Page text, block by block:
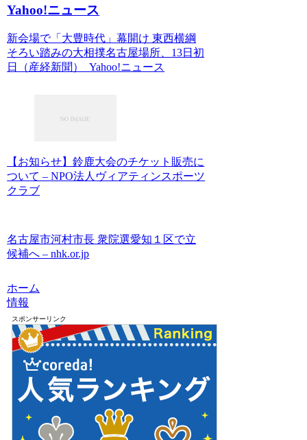
Yahoo!ニュース
新会場で「大豊時代」幕開け 東西横綱
そろい踏みの大相撲名古屋場所、13日初
日（産経新聞） Yahoo!ニュース
【お知らせ】鈴鹿大会のチケット販売に
ついて – NPO法人ヴィアティンスポーツ
クラブ
名古屋市河村市長 衆院選愛知１区で立
候補へ – nhk.or.jp
ホーム
情報
スポンサーリンク